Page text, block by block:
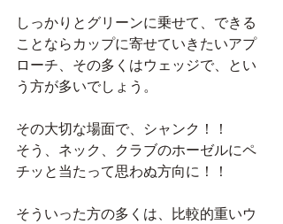
しっかりとグリーンに乗せて、できる
ことならカップに寄せていきたいアプ
ローチ、その多くはウェッジで、とい
う方が多いでしょう。
その大切な場面で、シャンク！！
そう、ネック、クラブのホーゼルにペ
チッと当たって思わぬ方向に！！
そういった方の多くは、比較的重いウ